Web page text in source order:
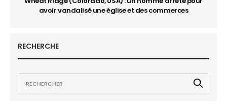
avoir vandalisé une église et des commerces
RECHERCHE